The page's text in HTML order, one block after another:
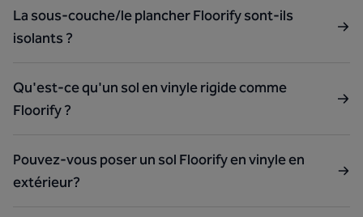
La sous-couche/le plancher Floorify sont-ils
isolants ?
Qu'est-ce qu'un sol en vinyle rigide comme
Floorify ?
Pouvez-vous poser un sol Floorify en vinyle en
extérieur?